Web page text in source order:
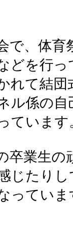
で、体育
どを行
れて結
ル係の
ています
卒業生
じたり
っていま